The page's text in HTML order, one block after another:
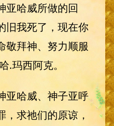
亚哈威所做的回
旧我死了，现在你
敬拜神、努力顺服
.玛西阿克。
亚哈威、神子亚呼
求祂们的原谅，